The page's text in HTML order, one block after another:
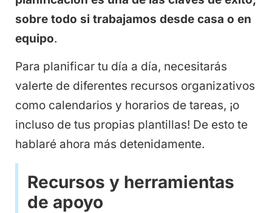
sobre todo si trabajamos desde casa o en
equipo.
Para planificar tu día a día, necesitarás
valerte de diferentes recursos organizativos
como calendarios y horarios de tareas, ¡o
incluso de tus propias plantillas! De esto te
hablaré ahora más detenidamente.
Recursos y herramientas
de apoyo